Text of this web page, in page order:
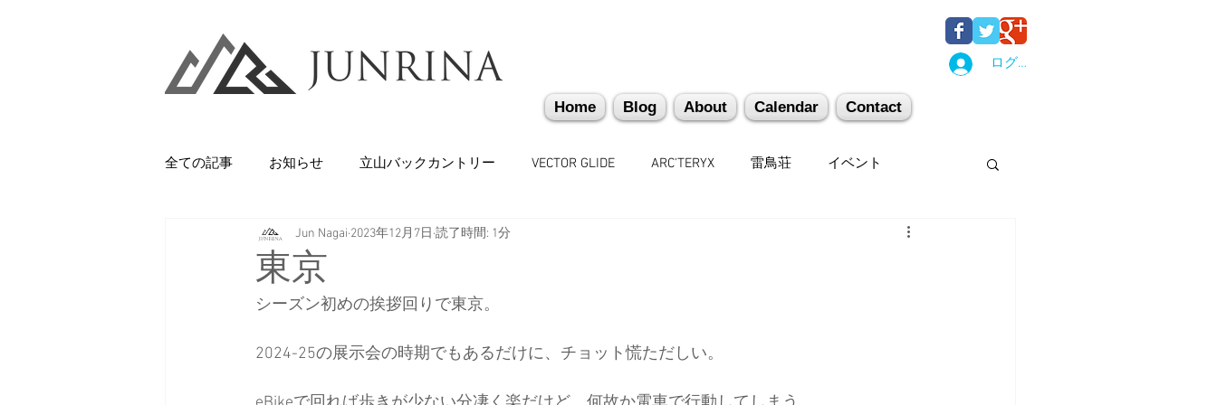
ログイン
Home Blog About Calendar Contact
全ての記事 お知らせ 立山バックカントリー VECTOR GLIDE ARC'TERYX 雷鳥荘 イベント
Backcountry 八甲田山 かぐらバックカントリー
石井スポーツ 休日 美味しいもの
東京
Jun Nagai 2023年12月7日 読了時間: 1分
シーズン初めの挨拶回りで東京。
2024-25の展示会の時期でもあるだけに、チョット慌ただしい。